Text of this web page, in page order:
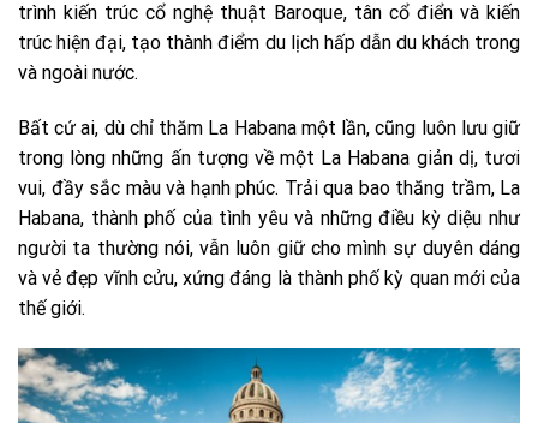
trình kiến trúc cổ nghệ thuật Baroque, tân cổ điển và kiến
trúc hiện đại, tạo thành điểm du lịch hấp dẫn du khách trong
và ngoài nước.
Bất cứ ai, dù chỉ thăm La Habana một lần, cũng luôn lưu giữ
trong lòng những ấn tượng về một La Habana giản dị, tươi
vui, đầy sắc màu và hạnh phúc. Trải qua bao thăng trầm, La
Habana, thành phố của tình yêu và những điều kỳ diệu như
người ta thường nói, vẫn luôn giữ cho mình sự duyên dáng
và vẻ đẹp vĩnh cửu, xứng đáng là thành phố kỳ quan mới của
thế giới.